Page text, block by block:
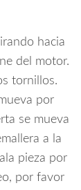
hacia
del motor.
tornillos.
por
se mueva
a la
pieza por
por favor